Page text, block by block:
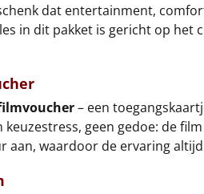
dat entertainment,
in dit pakket is gericht op het
– een
geen gedoe: de
aan, waardoor de ervaring